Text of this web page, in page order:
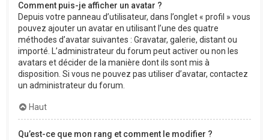
Comment puis-je afficher un avatar ?
Depuis votre panneau d’utilisateur, dans l’onglet « profil » vous
pouvez ajouter un avatar en utilisant l’une des quatre
méthodes d’avatar suivantes : Gravatar, galerie, distant ou
importé. L’administrateur du forum peut activer ou non les
avatars et décider de la manière dont ils sont mis à
disposition. Si vous ne pouvez pas utiliser d’avatar, contactez
un administrateur du forum.
Haut
Qu’est-ce que mon rang et comment le modifier ?